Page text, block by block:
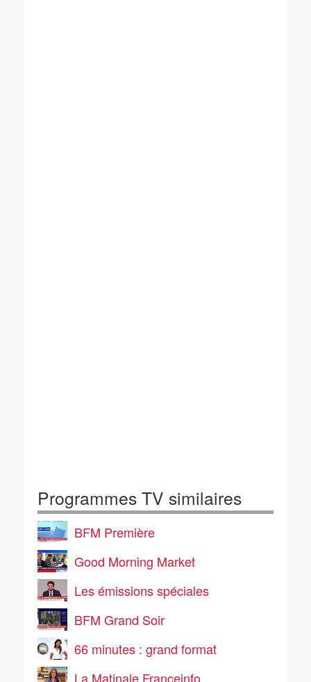
Programmes TV similaires
BFM Première
Good Morning Market
Les émissions spéciales
BFM Grand Soir
66 minutes : grand format
La Matinale Franceinfo